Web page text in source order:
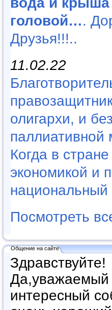
головой….
Друзья!!!..
11.02.22
олигархи, и
Когда в
экономикой и
национальный
Посмотреть
Общение на сайте
Здравствуйте!
Да,уважаемый
интересный